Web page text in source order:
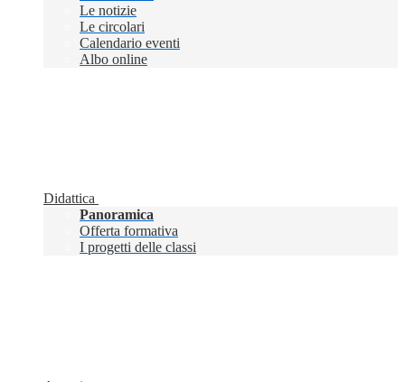
Le notizie
Le circolari
Calendario eventi
Albo online
Didattica
Panoramica
Offerta formativa
I progetti delle classi